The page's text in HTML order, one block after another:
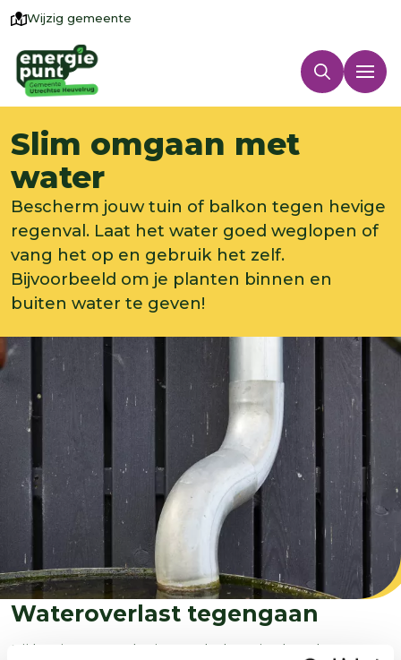
Wijzig gemeente
Slim omgaan met
water
Bescherm jouw tuin of balkon tegen hevige
regenval. Laat het water goed weglopen of
vang het op en gebruik het zelf.
Bijvoorbeeld om je planten binnen en
buiten water te geven!
Wateroverlast tegengaan
Bij hevige regenbuien raakt het riool vaak